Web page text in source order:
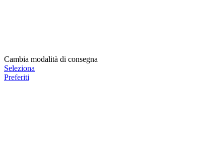
Cambia modalità di consegna
Seleziona
Preferiti